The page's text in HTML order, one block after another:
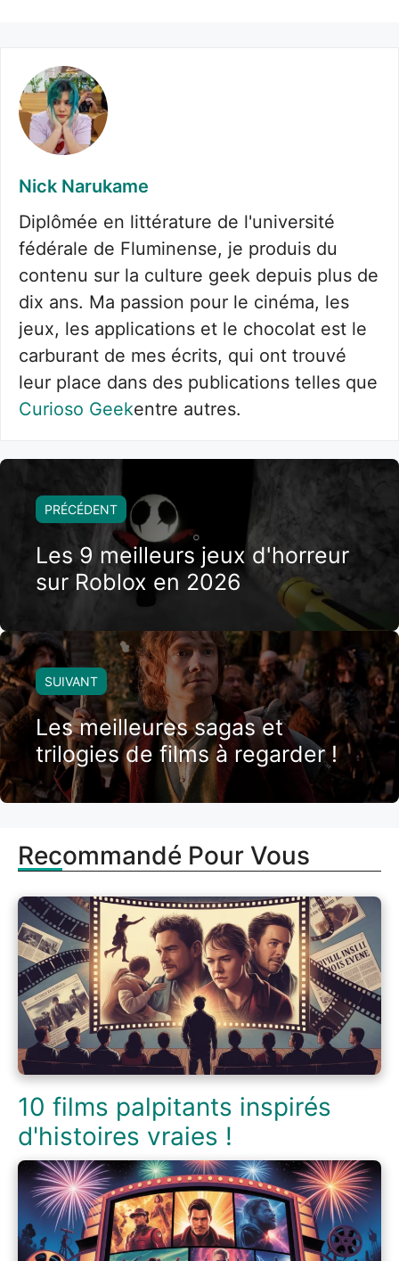
Nick Narukame
Diplômée en littérature de l'université
fédérale de Fluminense, je produis du
contenu sur la culture geek depuis plus de
dix ans. Ma passion pour le cinéma, les
jeux, les applications et le chocolat est le
carburant de mes écrits, qui ont trouvé
leur place dans des publications telles que
Curioso Geekentre autres.
PRÉCÉDENT
Les 9 meilleurs jeux d'horreur
sur Roblox en 2026
SUIVANT
Les meilleures sagas et
trilogies de films à regarder !
Recommandé Pour Vous
10 films palpitants inspirés
d'histoires vraies !